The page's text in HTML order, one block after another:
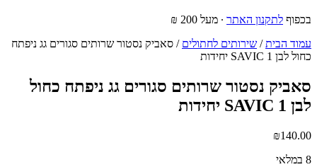
בכפוף לתקנון האתר ∙ מעל 200 ₪
עמוד הבית/ שירותים לחתולים / סאביק נסטור שרותים סגורים גג ניפתח
כחול לבן SAVIC 1 יחידות
סאביק נסטור שרותים סגורים גג ניפתח כחול
לבן SAVIC 1 יחידות
₪140.00
8 במלאי